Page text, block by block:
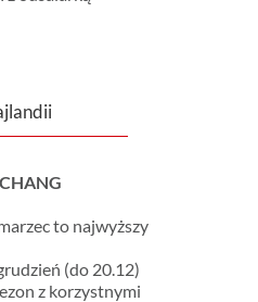
to najwyższy
(do 20.12)
z korzystnymi